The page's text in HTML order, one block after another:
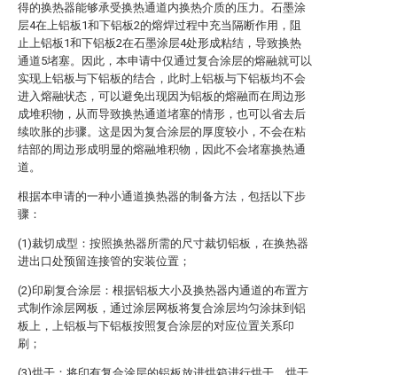
得的换热器能够承受换热通道内换热介质的压力。石墨涂
层4在上铝板1和下铝板2的熔焊过程中充当隔断作用，阻
止上铝板1和下铝板2在石墨涂层4处形成粘结，导致换热
通道5堵塞。因此，本申请中仅通过复合涂层的熔融就可以
实现上铝板与下铝板的结合，此时上铝板与下铝板均不会
进入熔融状态，可以避免出现因为铝板的熔融而在周边形
成堆积物，从而导致换热通道堵塞的情形，也可以省去后
续吹胀的步骤。这是因为复合涂层的厚度较小，不会在粘
结部的周边形成明显的熔融堆积物，因此不会堵塞换热通
道。
根据本申请的一种小通道换热器的制备方法，包括以下步
骤：
(1)裁切成型：按照换热器所需的尺寸裁切铝板，在换热器
进出口处预留连接管的安装位置；
(2)印刷复合涂层：根据铝板大小及换热器内通道的布置方
式制作涂层网板，通过涂层网板将复合涂层均匀涂抹到铝
板上，上铝板与下铝板按照复合涂层的对应位置关系印
刷；